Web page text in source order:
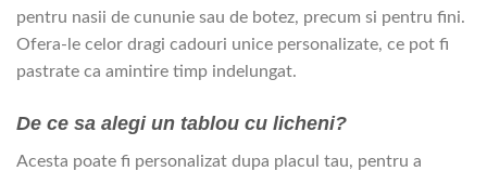
pentru nasii de cununie sau de botez, precum si pentru fini.
Ofera-le celor dragi cadouri unice personalizate, ce pot fi
pastrate ca amintire timp indelungat.
De ce sa alegi un tablou cu licheni?
Acesta poate fi personalizat dupa placul tau, pentru a